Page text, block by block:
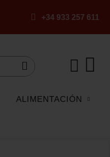
+34 933 257 611
ALIMENTACIÓN